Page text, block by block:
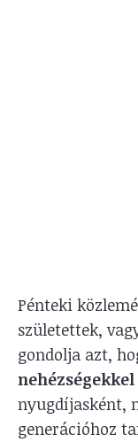
Pénteki
születettek,
gondolja azt,
nyugdíjasként,
generációhoz